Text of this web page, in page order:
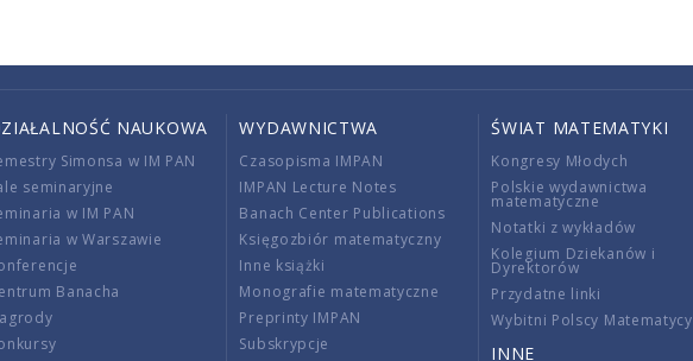
NAUKOWA
Simonsa w IM PAN
seminaryjne
w IM PAN
w Warszawie
Banacha
WYDAWNICTWA
Czasopisma IMPAN
IMPAN Lecture Notes
Banach Center Publications
Księgozbiór matematyczny
Inne książki
Monografie matematyczne
Preprinty IMPAN
Subskrypcje
ŚWIAT MATEMATYKI
Kongresy Młodych
Polskie wydawnictwa
matematyczne
Notatki z wykładów
Kolegium Dziekanów i
Dyrektorów
Przydatne linki
Wybitni Polscy Matematycy
INNE